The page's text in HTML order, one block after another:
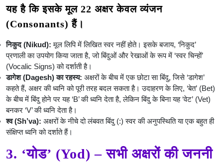
यह है कि इसके मूल 22 अक्षर केवल व्यंजन
(Consonants) हैं।
निकुद (Nikud): मूल लिपि में लिखित स्वर नहीं होते। इसके बजाय, ‘निकुद’
प्रणाली का उपयोग किया जाता है, जो बिंदुओं और रेखाओं के रूप में ‘स्वर चिन्हों’
(Vocalic Signs) को दर्शाती है।
डागेश (Dagesh) का रहस्य: अक्षरों के बीच में एक छोटा सा बिंदु, जिसे ‘डागेश’
कहते हैं, अक्षर की ध्वनि को पूरी तरह बदल सकता है। उदाहरण के लिए, ‘बेत’ (Bet)
के बीच में बिंदु होने पर यह ‘B’ की ध्वनि देता है, लेकिन बिंदु के बिना यह ‘वेट’ (Vet)
बनकर ‘V’ की ध्वनि देता है।
श्व (Sh’va): अक्षरों के नीचे दो लंबवत बिंदु (:) स्वर की अनुपस्थिति या एक बहुत ही
संक्षिप्त ध्वनि को दर्शाते हैं।
3. ‘योड’ (Yod) – सभी अक्षरों की जननी